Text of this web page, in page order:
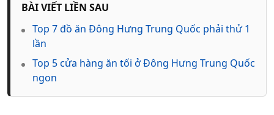
BÀI VIẾT LIỀN SAU
Top 7 đồ ăn Đông Hưng Trung Quốc phải thử 1
lần
Top 5 cửa hàng ăn tối ở Đông Hưng Trung Quốc
ngon